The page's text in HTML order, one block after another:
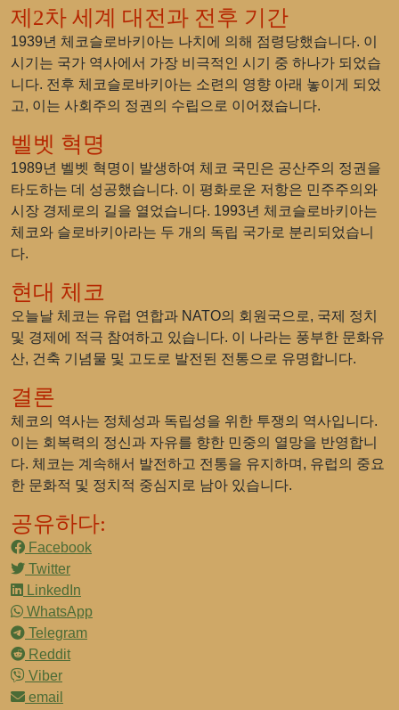
제2차 세계 대전과 전후 기간
1939년 체코슬로바키아는 나치에 의해 점령당했습니다. 이
시기는 국가 역사에서 가장 비극적인 시기 중 하나가 되었습
니다. 전후 체코슬로바키아는 소련의 영향 아래 놓이게 되었
고, 이는 사회주의 정권의 수립으로 이어졌습니다.
벨벳 혁명
1989년 벨벳 혁명이 발생하여 체코 국민은 공산주의 정권을
타도하는 데 성공했습니다. 이 평화로운 저항은 민주주의와
시장 경제로의 길을 열었습니다. 1993년 체코슬로바키아는
체코와 슬로바키아라는 두 개의 독립 국가로 분리되었습니
다.
현대 체코
오늘날 체코는 유럽 연합과 NATO의 회원국으로, 국제 정치
및 경제에 적극 참여하고 있습니다. 이 나라는 풍부한 문화유
산, 건축 기념물 및 고도로 발전된 전통으로 유명합니다.
결론
체코의 역사는 정체성과 독립성을 위한 투쟁의 역사입니다.
이는 회복력의 정신과 자유를 향한 민중의 열망을 반영합니
다. 체코는 계속해서 발전하고 전통을 유지하며, 유럽의 중요
한 문화적 및 정치적 중심지로 남아 있습니다.
공유하다:
Facebook
Twitter
LinkedIn
WhatsApp
Telegram
Reddit
Viber
email